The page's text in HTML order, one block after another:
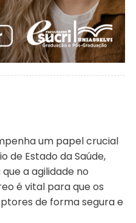
um papel crucial
de Estado da Saúde,
a agilidade no
é vital para que os
de forma segura e